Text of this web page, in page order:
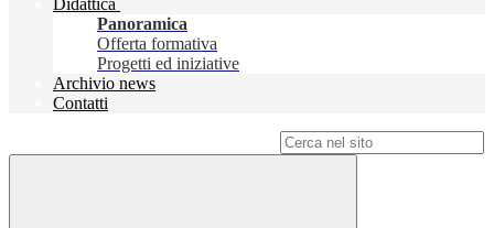
Didattica
Panoramica
Offerta formativa
Progetti ed iniziative
Archivio news
Contatti